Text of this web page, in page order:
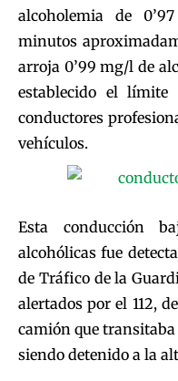
alcoholemia de
minutos
arroja 0’99 mg/l de
establecido el
conductores
vehículos.
Esta conducción
alcohólicas fue
de Tráfico de la
alertados por el 112,
camión que
siendo detenido a la